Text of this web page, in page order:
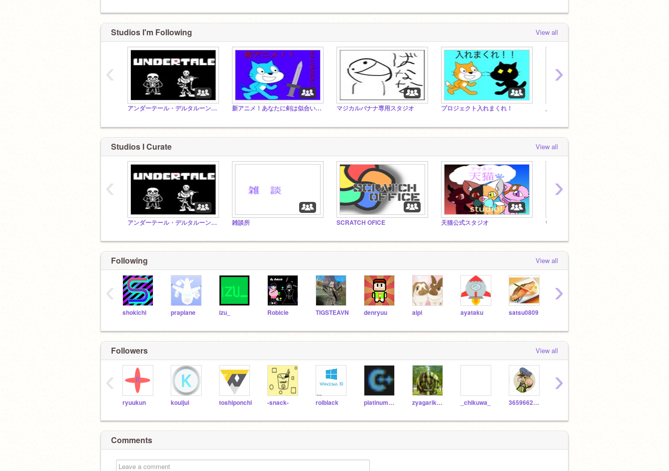
Studios I'm Following View all
アンダーテール・デルタルーンファン集まれ！ 新アニメ！あなたに剣は似合いません 説明読んで！ 拡散希望 マジカルバナナ専用スタジオ プロジェクト入れまくれ！ 入れまくれ！！！！！！！！！！
‹ ›
Studios I Curate View all
アンダーテール・デルタルーンファン集まれ！ 雑談所 SCRATCH OFICE 天猫公式スタジオ いれまくれ！
‹ ›
Following View all
shokichi praplane izu_ Robicle TIGSTEAVN denryuu aipi ayataku satsu0809
‹ ›
Followers View all
ryuukun kouijui toshiponchi -snack- roiblack platinum1492 zyagarikobonnba- _chikuwa_ 3659662244
‹ ›
Comments